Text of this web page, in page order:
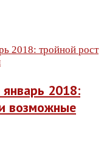
2018:
возможные